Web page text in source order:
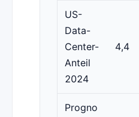
US-
Data-
Center-
Anteil
2024
4,4
Progno